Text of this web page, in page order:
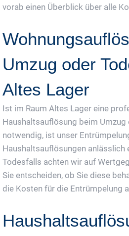
vorab einen Überblick über alle
Umzug oder
Altes Lager
Ist im Raum Altes Lager eine
Haushaltsauflösung beim
notwendig, ist unser
Haushaltsauflösungen anlässlich
Todesfalls achten wir auf
Sie entscheiden, ob Sie diese
die Kosten für die Entrümpelung